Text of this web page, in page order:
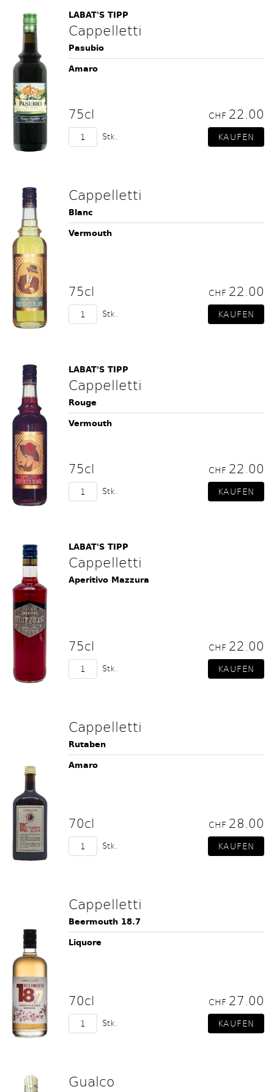
LABAT'S TIPP
Cappelletti
Pasubio
Amaro
75cl CHF 22.00
Stk.
Cappelletti
Blanc
Vermouth
75cl CHF 22.00
Stk.
LABAT'S TIPP
Cappelletti
Rouge
Vermouth
75cl CHF 22.00
Stk.
LABAT'S TIPP
Cappelletti
Aperitivo Mazzura
75cl CHF 22.00
Stk.
Cappelletti
Rutaben
Amaro
70cl CHF 28.00
Stk.
Cappelletti
Beermouth 18.7
Liquore
70cl CHF 27.00
Stk.
Gualco